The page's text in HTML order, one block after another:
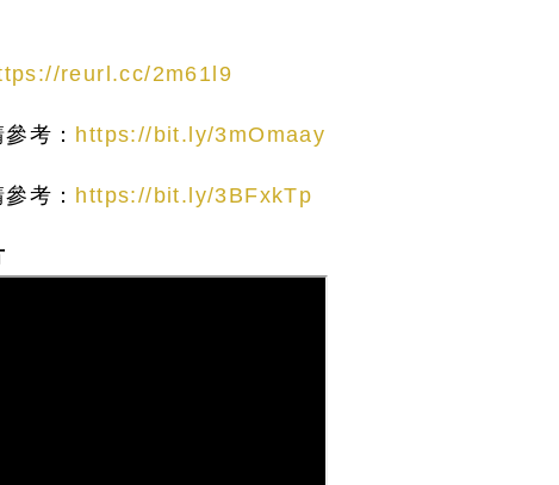
reurl.cc/2m61l9
考： https://bit.ly/3mOmaay
考： https://bit.ly/3BFxkTp